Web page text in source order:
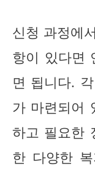
신청 과정에
항이 있다면
면 됩니다.
가 마련되어
하고 필요한
한 다양한